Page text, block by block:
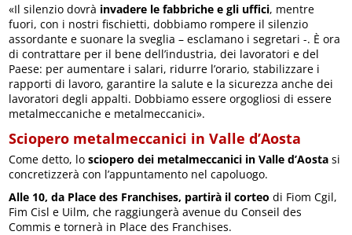
«Il silenzio dovrà invadere le fabbriche e gli uffici, mentre
fuori, con i nostri fischietti, dobbiamo rompere il silenzio
assordante e suonare la sveglia – esclamano i segretari -. È ora
di contrattare per il bene dell’industria, dei lavoratori e del
Paese: per aumentare i salari, ridurre l’orario, stabilizzare i
rapporti di lavoro, garantire la salute e la sicurezza anche dei
lavoratori degli appalti. Dobbiamo essere orgogliosi di essere
metalmeccaniche e metalmeccanici».
Sciopero metalmeccanici in Valle d’Aosta
Come detto, losciopero dei metalmeccanici in Valle d’Aosta si
concretizzerà con l’appuntamento nel capoluogo.
Alle 10, da Place des Franchises, partirà il corteo di Fiom Cgil,
Fim Cisl e Uilm, che raggiungerà avenue du Conseil des
Commis e tornerà in Place des Franchises.